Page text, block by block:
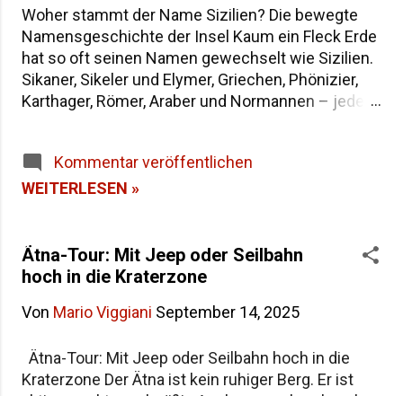
Woher stammt der Name Sizilien? Die bewegte
Namensgeschichte der Insel Kaum ein Fleck Erde
hat so oft seinen Namen gewechselt wie Sizilien.
Sikaner, Sikeler und Elymer, Griechen, Phönizier,
Karthager, Römer, Araber und Normannen – jede
fragst, warum die Insel heute "Sicilia" heißt und
wie sie in der Antike genannt wurde, findest du
heutigen Namen. Woher stammt der Name
Sizilien Inhaltsverzeichnis Die Herkunft des
die drei Kaps Sicania – der Name nach den
Weitere antike Namen und Legenden Alle Namen
Siziliens im Überblick Häufige Fragen zur
Kommentar veröffentlichen
WEITERLESEN »
Ätna-Tour: Mit Jeep oder Seilbahn
hoch in die Kraterzone
Von Mario Viggiani September 14, 2025
Ätna-Tour: Mit Jeep oder Seilbahn hoch in die
Kraterzone Der Ätna ist kein ruhiger Berg. Er ist